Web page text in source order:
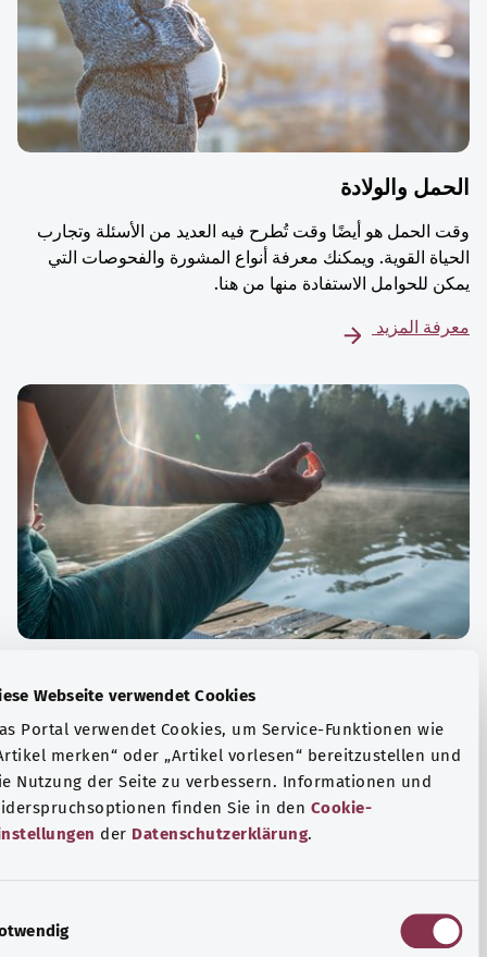
Diese Webseite verwendet Cookies
Das Portal verwendet Cookies, um Service-Funktionen wie
„Artikel merken“ oder „Artikel vorlesen“ bereitzustellen
die Nutzung der Seite zu verbessern. Informationen und
Widerspruchsoptionen finden Sie in denCookie-
EinstellungenderDatenschutzerklärung
i
Notwendig
والولادة
الحمل هو أيضًا وقت تُطرح فيه العديد من الأسئلة وتجارب
القوية. ويمكنك معرفة أنواع المشورة والفحوصات التي
للحوامل الاستفادة منها من هنا.
المزيد
أو التأمل؟ هناك تدابير مختلفة للتعامل مع الضغوط
في الحياة اليومية، ولزيادة رفاهية الفرد أو لزيادة الراحة.
المزيد